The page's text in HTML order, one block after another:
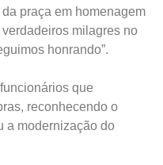
praça em homenagem
milagres no
honrando”.
que
reconhecendo o
a modernização do